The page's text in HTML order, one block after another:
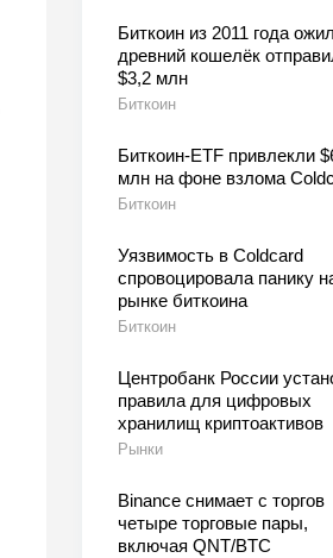
Биткоин из 2011 года
древний кошелёк
$3,2 млн
Биткоин
Биткоин-ETF привлекли
млн на фоне взлома
Биткоин
Уязвимость в Coldcard
спровоцировала панику
рынке биткоина
Биткоин
Центробанк России
правила для цифровых
хранилищ криптоактивов
Рынки
Binance снимает с торгов
четыре торговые пары,
включая QNT/BTC